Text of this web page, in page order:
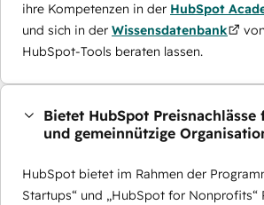
ihre Kompetenzen in der HubSpot
und sich in der Wissensdatenbank
HubSpot-Tools beraten lassen.
Bietet HubSpot
und gemeinnützige
HubSpot bietet im Rahmen der
Startups“ und „HubSpot for Nonprofits“